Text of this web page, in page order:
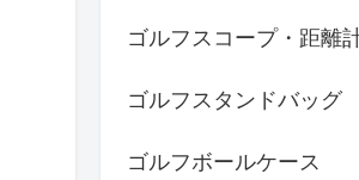
ゴルフスコープ・距離
ゴルフスタンドバッグ
ゴルフボールケース